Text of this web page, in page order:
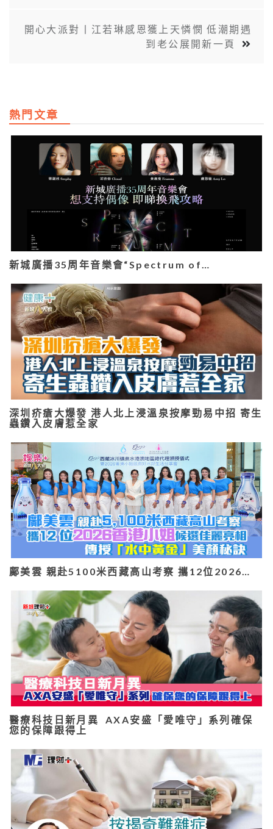
開心大派對丨江若琳感恩獲上天憐憫 低潮期遇
到老公展開新一頁
熱門文章
新城廣播35周年音樂會“Spectrum of…
深圳疥瘡大爆發 港人北上浸溫泉按摩勁易中招 寄生
蟲鑽入皮膚惹全家
鄺美雲 親赴5100米西藏高山考察 攜12位2026…
醫療科技日新月異 AXA安盛「愛唯守」系列確保
您的保障跟得上